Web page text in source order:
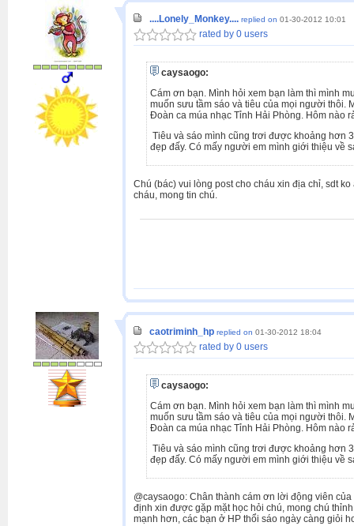
....Lonely_Monkey.... replied on 01-30-2012 10:01
rated by 0 users
caysaogo:
Cám ơn bạn. Mình hỏi xem bạn làm thì mình
muốn sưu tầm sáo và tiêu của mọi người thôi.
Đoàn ca múa nhạc Tỉnh Hải Phòng. Hôm nào
Tiêu và sáo mình cũng trơi được khoảng hơn
đẹp đấy. Có mấy người em mình giới thiệu về
Chú (bác) vui lòng post cho cháu xin địa chỉ, sdt
cháu, mong tin chú.
caotriminh_hp replied on 01-30-2012 18:04
rated by 0 users
caysaogo:
Cám ơn bạn. Mình hỏi xem bạn làm thì mình
muốn sưu tầm sáo và tiêu của mọi người thôi.
Đoàn ca múa nhạc Tỉnh Hải Phòng. Hôm nào
Tiêu và sáo mình cũng trơi được khoảng hơn
đẹp đấy. Có mấy người em mình giới thiệu về
@caysaogo: Chân thành cám ơn lời động viên
định xin được gặp mặt học hỏi chú, mong chú
mạnh hơn, các bạn ở HP thổi sáo ngày càng giỏi